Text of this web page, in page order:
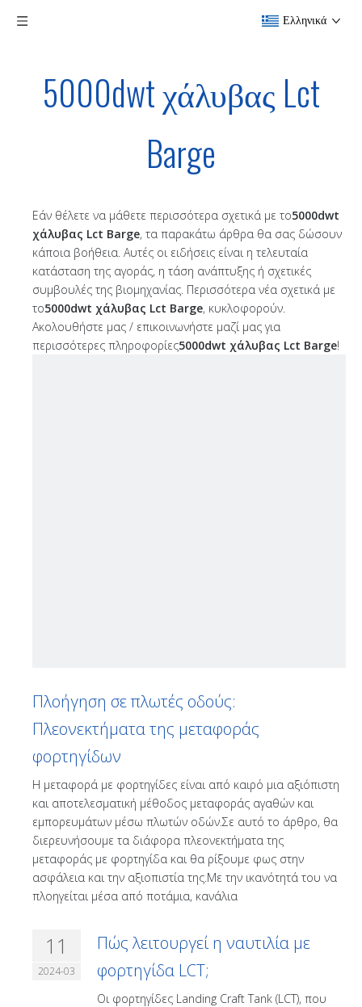
Ελληνικά
5000dwt χάλυβας Lct
Barge
Εάν θέλετε να μάθετε περισσότερα σχετικά με το5000dwt
χάλυβας Lct Barge, τα παρακάτω άρθρα θα σας δώσουν
κάποια βοήθεια. Αυτές οι ειδήσεις είναι η τελευταία
κατάσταση της αγοράς, η τάση ανάπτυξης ή σχετικές
συμβουλές της βιομηχανίας. Περισσότερα νέα σχετικά με
το5000dwt χάλυβας Lct Barge, κυκλοφορούν.
Ακολουθήστε μας / επικοινωνήστε μαζί μας για
περισσότερες πληροφορίες5000dwt χάλυβας Lct Barge!
Πλοήγηση σε πλωτές οδούς:
Πλεονεκτήματα της μεταφοράς
φορτηγίδων
Η μεταφορά με φορτηγίδες είναι από καιρό μια αξιόπιστη
και αποτελεσματική μέθοδος μεταφοράς αγαθών και
εμπορευμάτων μέσω πλωτών οδών.Σε αυτό το άρθρο, θα
διερευνήσουμε τα διάφορα πλεονεκτήματα της
μεταφοράς με φορτηγίδα και θα ρίξουμε φως στην
ασφάλεια και την αξιοπιστία της.Με την ικανότητά του να
πλοηγείται μέσα από ποτάμια, κανάλια
11
2024-03
Πώς λειτουργεί η ναυτιλία με
φορτηγίδα LCT;
Οι φορτηγίδες Landing Craft Tank (LCT), που